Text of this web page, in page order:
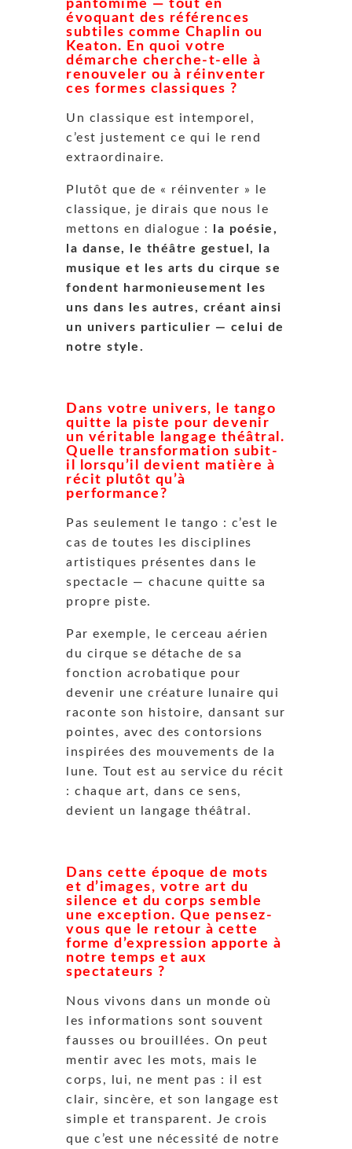
pantomime — tout en
évoquant des références
subtiles comme Chaplin ou
Keaton. En quoi votre
démarche cherche-t-elle à
renouveler ou à réinventer
ces formes classiques ?
Un classique est intemporel,
c’est justement ce qui le rend
extraordinaire.
Plutôt que de « réinventer » le
classique, je dirais que nous le
mettons en dialogue :
la poésie,
la danse, le théâtre gestuel, la
musique et les arts du cirque se
fondent harmonieusement les
uns dans les autres, créant ainsi
un univers particulier — celui de
notre style.
Dans votre univers, le tango
quitte la piste pour devenir
un véritable langage théâtral.
Quelle transformation subit-
il lorsqu’il devient matière à
récit plutôt qu’à
performance?
Pas seulement le tango : c’est le
cas de toutes les disciplines
artistiques présentes dans le
spectacle — chacune quitte sa
propre piste.
Par exemple, le cerceau aérien
du cirque se détache de sa
fonction acrobatique pour
devenir une créature lunaire qui
raconte son histoire, dansant sur
pointes, avec des contorsions
inspirées des mouvements de la
lune. Tout est au service du récit
: chaque art, dans ce sens,
devient un langage théâtral.
Dans cette époque de mots
et d’images, votre art du
silence et du corps semble
une exception. Que pensez-
vous que le retour à cette
forme d’expression apporte à
notre temps et aux
spectateurs ?
Nous vivons dans un monde où
les informations sont souvent
fausses ou brouillées. On peut
mentir avec les mots, mais le
corps, lui, ne ment pas : il est
clair, sincère, et son langage est
simple et transparent. Je crois
que c’est une nécessité de notre